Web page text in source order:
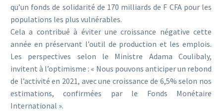
qu’un fonds de solidarité de 170 milliards de F CFA pour les
populations les plus vulnérables.
Cela a contribué à éviter une croissance négative cette
année en préservant l’outil de production et les emplois.
Les perspectives selon le Ministre Adama Coulibaly,
invitent à l’optimisme : « Nous pouvons anticiper un rebond
de l’activité en 2021, avec une croissance de 6,5% selon nos
estimations, confirmées par le Fonds Monétaire
International ».